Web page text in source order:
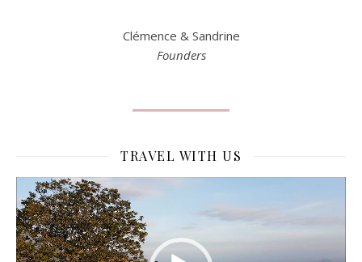
Clémence & Sandrine
Founders
TRAVEL WITH US
Lecteur
vidéo